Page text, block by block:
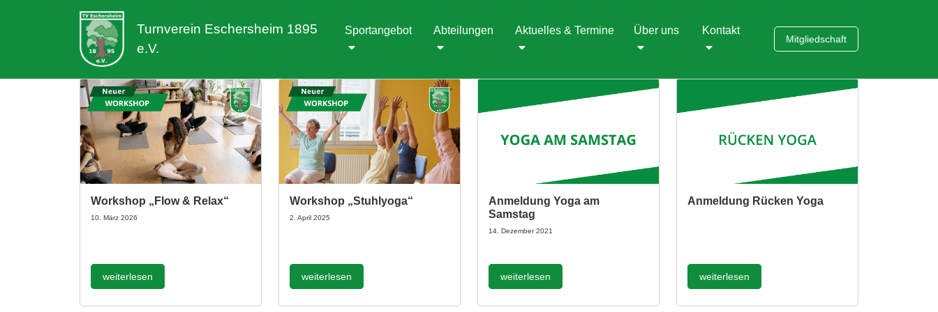
Turnverein Eschersheim 1895
e.V.
Sportangebot Abteilungen Aktuelles & Termine Über uns Kontakt
Mitgliedschaft
Workshop „Flow & Relax“
10. März 2026
weiterlesen
Workshop „Stuhlyoga“
2. April 2025
weiterlesen
Anmeldung Yoga am
Samstag
14. Dezember 2021
weiterlesen
Anmeldung Rücken Yoga
weiterlesen